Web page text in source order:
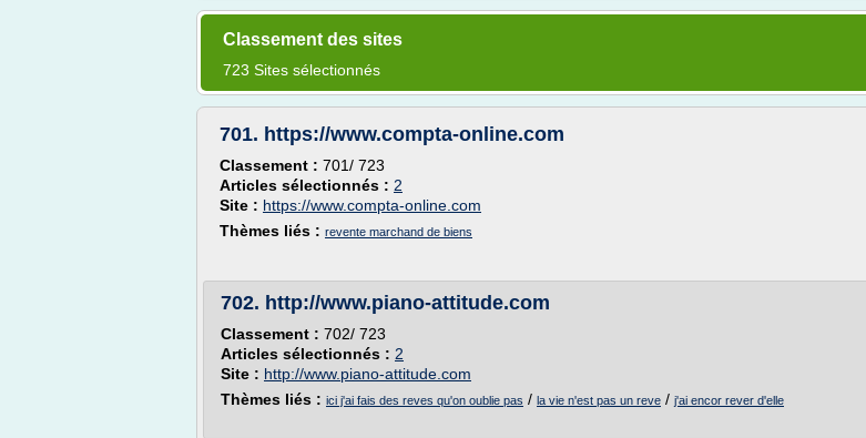
Classement des sites
723 Sites sélectionnés
701. https://www.compta-online.com
Classement : 701/ 723
Articles sélectionnés : 2
Site : https://www.compta-online.com
Thèmes liés : revente marchand de biens
702. http://www.piano-attitude.com
Classement : 702/ 723
Articles sélectionnés : 2
Site : http://www.piano-attitude.com
Thèmes liés : ici j'ai fais des reves qu'on oublie pas / la vie n'est pas un reve / j'ai encor rever d'elle